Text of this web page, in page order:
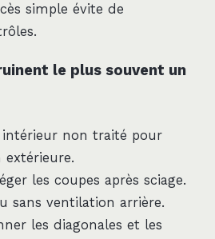
simple évite de
le plus souvent un
intérieur non traité pour
les coupes après sciage.
sans ventilation arrière.
les diagonales et les